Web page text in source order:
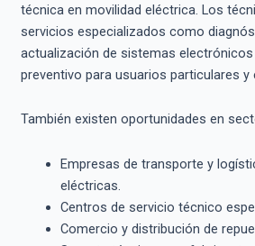
técnica en movilidad eléctrica. Los
servicios especializados como
actualización de sistemas
preventivo para usuarios particulares y
También existen oportunidades en
Empresas de transporte y
eléctricas.
Centros de servicio técnico
Comercio y distribución de